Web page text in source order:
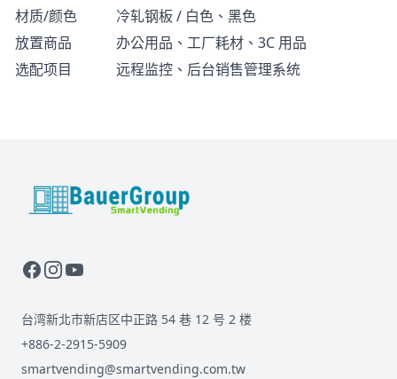
材质/颜色
冷轧钢板 / 白色、黑色
放置商品
办公用品、工厂耗材、3C 用品
选配项目
远程监控、后台销售管理系统
BauerGroup Tech
台湾新北市新店区中正路 54 巷 12 号 2 楼
+886-2-2915-5909
smartvending@smartvending.com.tw